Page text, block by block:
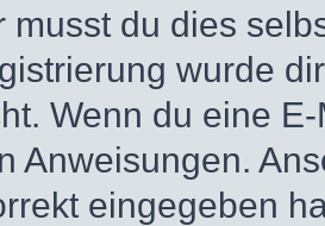
musst du dies
wurde
Wenn du eine
Anweisungen.
eingegeben